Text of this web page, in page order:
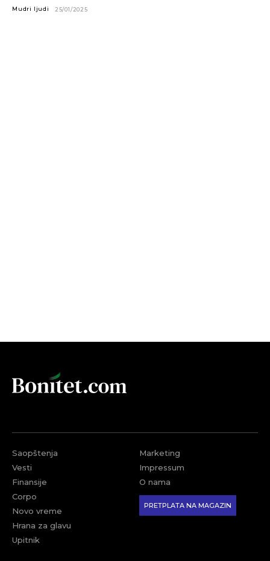
Mudri ljudi 25/01/2025
Saopštenja
Vesti
Finansije
Corpo
Novo vreme
Hrana za glavu
Upitnik
Marketing
Impressum
O nama
PRETPLATA NA MAGAZIN